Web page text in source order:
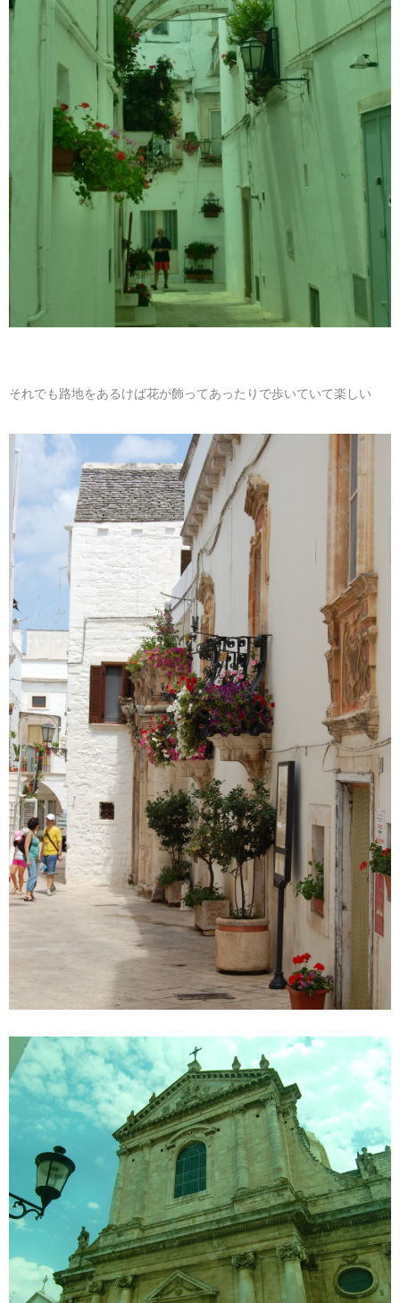
それでも路地をあるけば花が飾ってあったりで歩いていて楽しい